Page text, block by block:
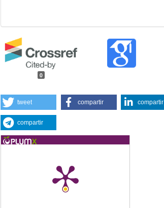
0
tweet compartir compartir
compartir